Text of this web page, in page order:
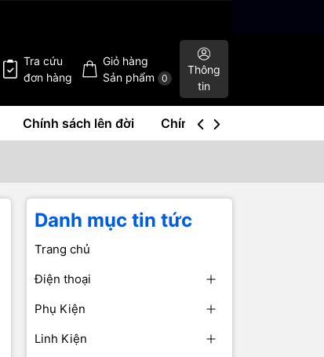
Tra cứu
đơn hàng
Giỏ hàng
Sản phẩm
0
Thông
tin
Chính sách lên đời Chính sách mua lại
Danh mục tin tức
Trang chủ
Điện thoại
Phụ Kiện
Linh Kiện